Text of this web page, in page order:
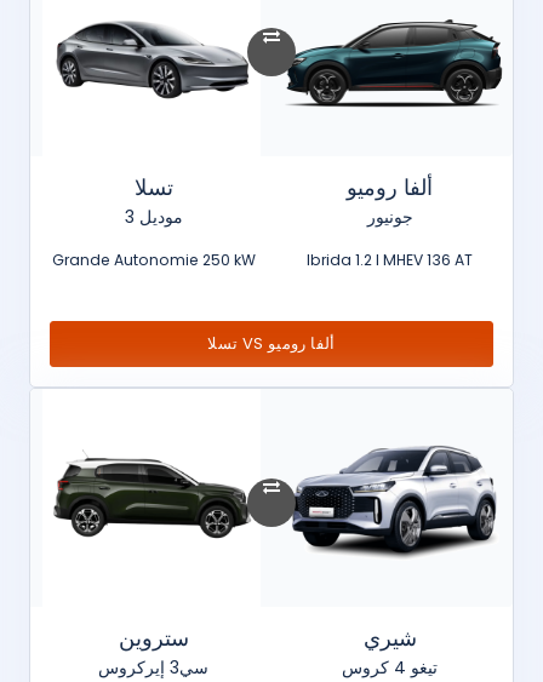
ألفا روميو
جونيور
Ibrida 1.2 l MHEV 136 AT
تسلا
موديل 3
Grande Autonomie 250 kW
ألفا روميو VS تسلا
شيري
تيغو 4 كروس
ستروين
سي3 إيركروس